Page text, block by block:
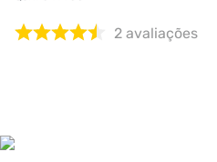
2 avaliações